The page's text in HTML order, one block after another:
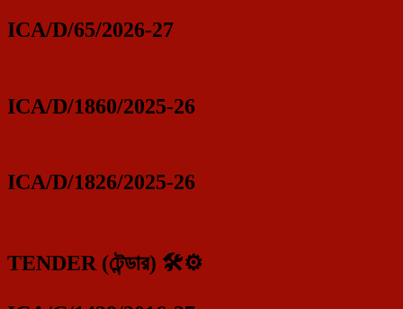
ICA/D/65/2026-27
ICA/D/1860/2025-26
ICA/D/1826/2025-26
TENDER (টেন্ডার) 🛠️⚙️